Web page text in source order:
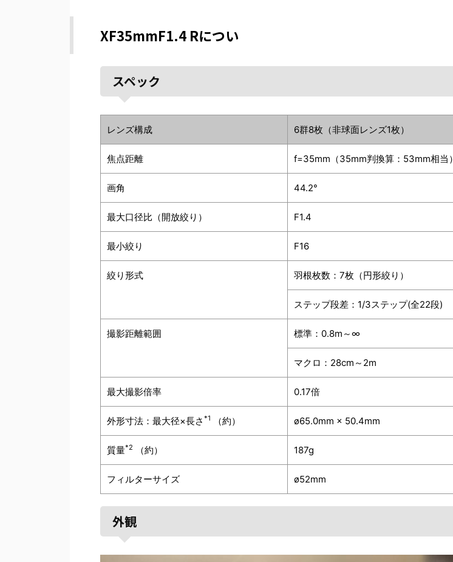
XF35mmF1.4 Rについ
スペック
レンズ構成 6群8枚（非球面レンズ1枚）
焦点距離 f=35mm（35mm判換算：53mm相当）
画角 44.2°
最大口径比（開放絞り） F1.4
最小絞り F16
絞り形式 羽根枚数：7枚（円形絞り）
ステップ段差：1/3ステップ(全22段)
撮影距離範囲 標準：0.8m～∞
マクロ：28cm～2m
最大撮影倍率 0.17倍
外形寸法：最大径×長さ *1 （約） ø65.0mm × 50.4mm
質量*2 （約） 187g
フィルターサイズ ø52mm
外観